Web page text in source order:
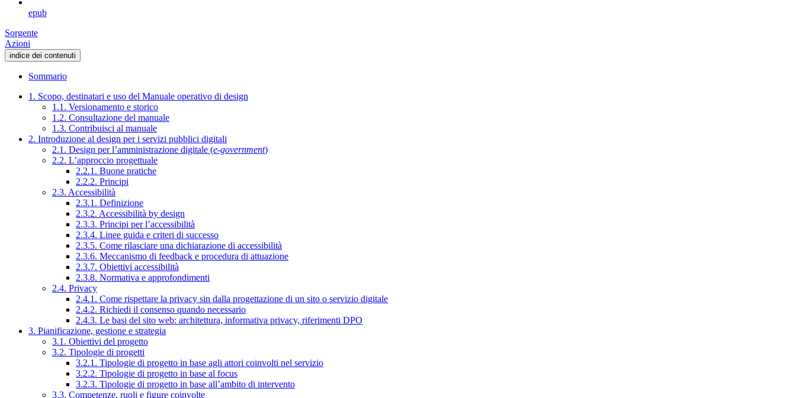
epub
Sorgente
Azioni
indice dei contenuti
Sommario
1. Scopo, destinatari e uso del Manuale operativo di design
1.1. Versionamento e storico
1.2. Consultazione del manuale
1.3. Contribuisci al manuale
2. Introduzione al design per i servizi pubblici digitali
2.1. Design per l’amministrazione digitale (e-government)
2.2. L’approccio progettuale
2.2.1. Buone pratiche
2.2.2. Principi
2.3. Accessibilità
2.3.1. Definizione
2.3.2. Accessibilità by design
2.3.3. Principi per l’accessibilità
2.3.4. Linee guida e criteri di successo
2.3.5. Come rilasciare una dichiarazione di accessibilità
2.3.6. Meccanismo di feedback e procedura di attuazione
2.3.7. Obiettivi accessibilità
2.3.8. Normativa e approfondimenti
2.4. Privacy
2.4.1. Come rispettare la privacy sin dalla progettazione di un sito o servizio digitale
2.4.2. Richiedi il consenso quando necessario
2.4.3. Le basi del sito web: architettura, informativa privacy, riferimenti DPO
3. Pianificazione, gestione e strategia
3.1. Obiettivi del progetto
3.2. Tipologie di progetti
3.2.1. Tipologie di progetto in base agli attori coinvolti nel servizio
3.2.2. Tipologie di progetto in base al focus
3.2.3. Tipologie di progetto in base all’ambito di intervento
3.3. Competenze, ruoli e figure coinvolte